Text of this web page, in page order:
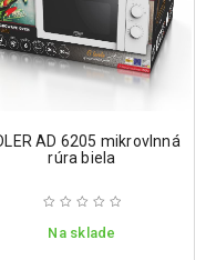
AD 6205 mikrovlnná
rúra biela
Na sklade